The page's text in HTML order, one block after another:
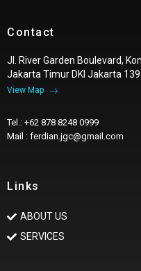
Contact
Jl. River Garden Boulevard,
Jakarta Timur DKI Jakarta
View Map
Tel.: +62 878 8248 0999
Mail : ferdian.jgc@gmail.com
Links
ABOUT US
SERVICES